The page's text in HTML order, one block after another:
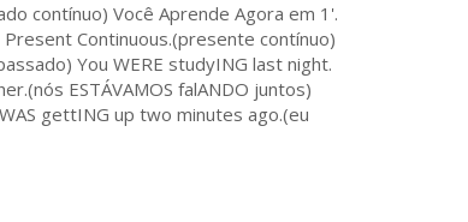
contínuo) Você Aprende Agora em 1'.
Continuous.(presente contínuo)
You WERE studyING last night.
ESTÁVAMOS falANDO juntos)
gettING up two minutes ago.(eu